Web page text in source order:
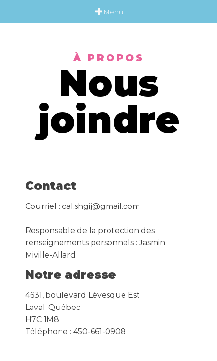
Menu
À PROPOS
Nous
joindre
Contact
Courriel : cal.shgij@gmail.com
Responsable de la protection des
renseignements personnels : Jasmin
Miville-Allard
Notre adresse
4631, boulevard Lévesque Est
Laval, Québec
H7C 1M8
Téléphone : 450-661-0908